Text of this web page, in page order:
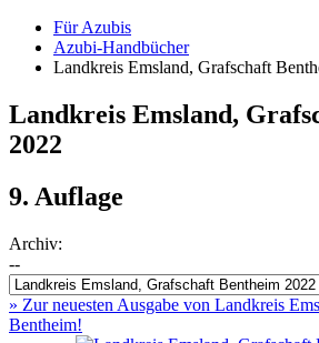
Für Azubis
Azubi-Handbücher
Landkreis Emsland, Grafschaft
Landkreis Emsland,
2022
9. Auflage
Archiv:
--
» Zur neuesten Ausgabe von Landkreis
Bentheim!